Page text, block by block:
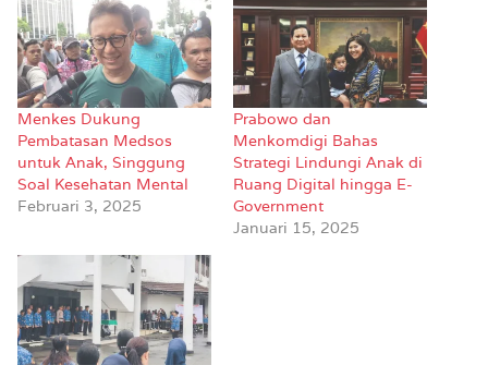
Menkes Dukung
Pembatasan Medsos
untuk Anak, Singgung
Soal Kesehatan Mental
Februari 3, 2025
Prabowo dan
Menkomdigi Bahas
Strategi Lindungi Anak di
Ruang Digital hingga E-
Government
Januari 15, 2025